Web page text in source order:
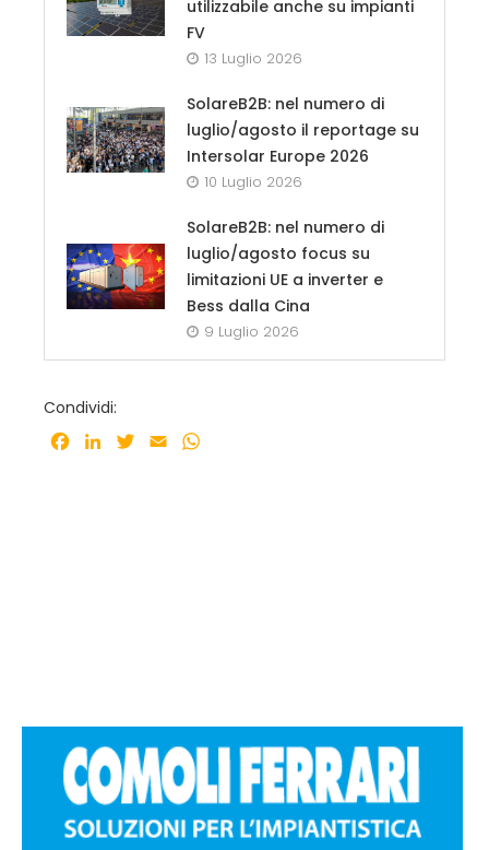
utilizzabile anche su impianti
FV
13 Luglio 2026
SolareB2B: nel numero di
luglio/agosto il reportage su
Intersolar Europe 2026
10 Luglio 2026
SolareB2B: nel numero di
luglio/agosto focus su
limitazioni UE a inverter e
Bess dalla Cina
9 Luglio 2026
Condividi:
Facebook
LinkedInTwitter
Email